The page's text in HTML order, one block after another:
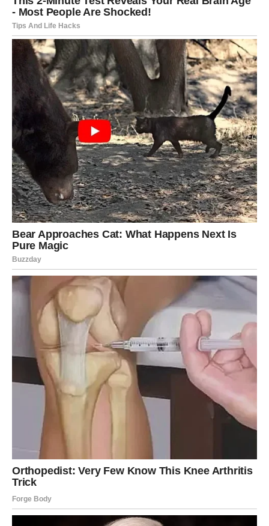
RAK
Za Rakove su ova tri dana emotivna, nežna i pomalo
nostalgična, jer se budi potreba da se voli iskreno i da se
bude voljen bez straha, ali istovremeno se vraćaju
sećanja na prošlost i sve ono što nije bilo rečeno u pravo
vreme. Prvog dana te mogu preplaviti uspomene ili
osećaj da ti neko nedostaje, drugog dana dolazi prilika za
nežan susret, razgovor ili poruku koja ti greje srce, dok
trećeg dana dolazi smirenje i osećaj sigurnosti, kao da ti
univerzum poručuje da više ne moraš da se bojiš
emocija.
Zauzeti:idealan trenutak za romantičan razgovor i
bliskost; pokaži osećanja bez čekanja.
Slobodni:osoba koja ti prilazi ima toplu energiju i prave
namere – ali ti moraš da se otvoriš.
LAV
Lavu ova tri dana donose pojačanu magnetičnost i želju
da bude voljen onako kako zna da zaslužuje, ali će se
pojaviti i test ponosa, jer lako možeš reagovati previše
oštro ako osetiš da ti neko ne daje dovoljno pažnje. Prvog
dana dobijaš komplimente, poglede i interesovanje,
drugog dana može doći do ljubomore ili potrebe da
“proveriš” nekoga, dok trećeg dana dolazi šansa da se
sve vrati u balans kroz iskren razgovor i više nežnosti.
Zauzeti:
tvoja strogoća.
Slobodni:
pravi trenutak da priđe.